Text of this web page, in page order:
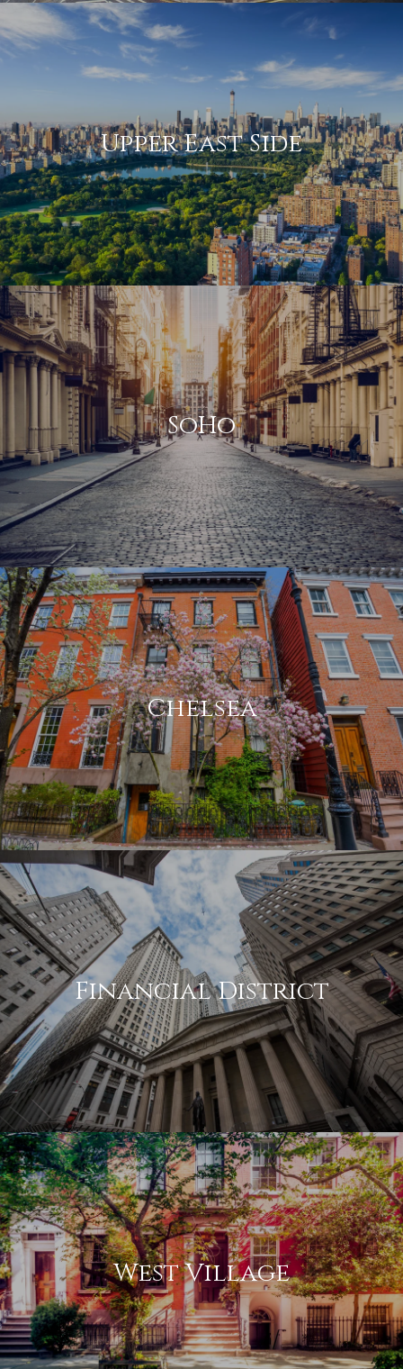
Upper East Side
SoHo
Chelsea
Financial District
West Village